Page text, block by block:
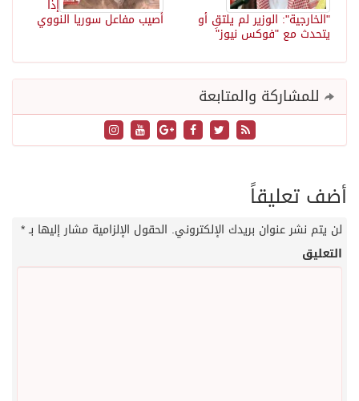
إذا
أصيب مفاعل سوريا النووي "الخارجية": الوزير لم يلتقِ أو
يتحدث مع "فوكس نيوز"
للمشاركة والمتابعة
أضف تعليقاً
لن يتم نشر عنوان بريدك الإلكتروني. الحقول الإلزامية مشار إليها بـ*
التعليق